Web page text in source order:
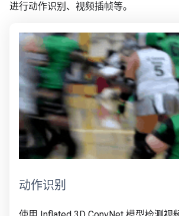
进行动作识别、视频插帧等。
动作识别